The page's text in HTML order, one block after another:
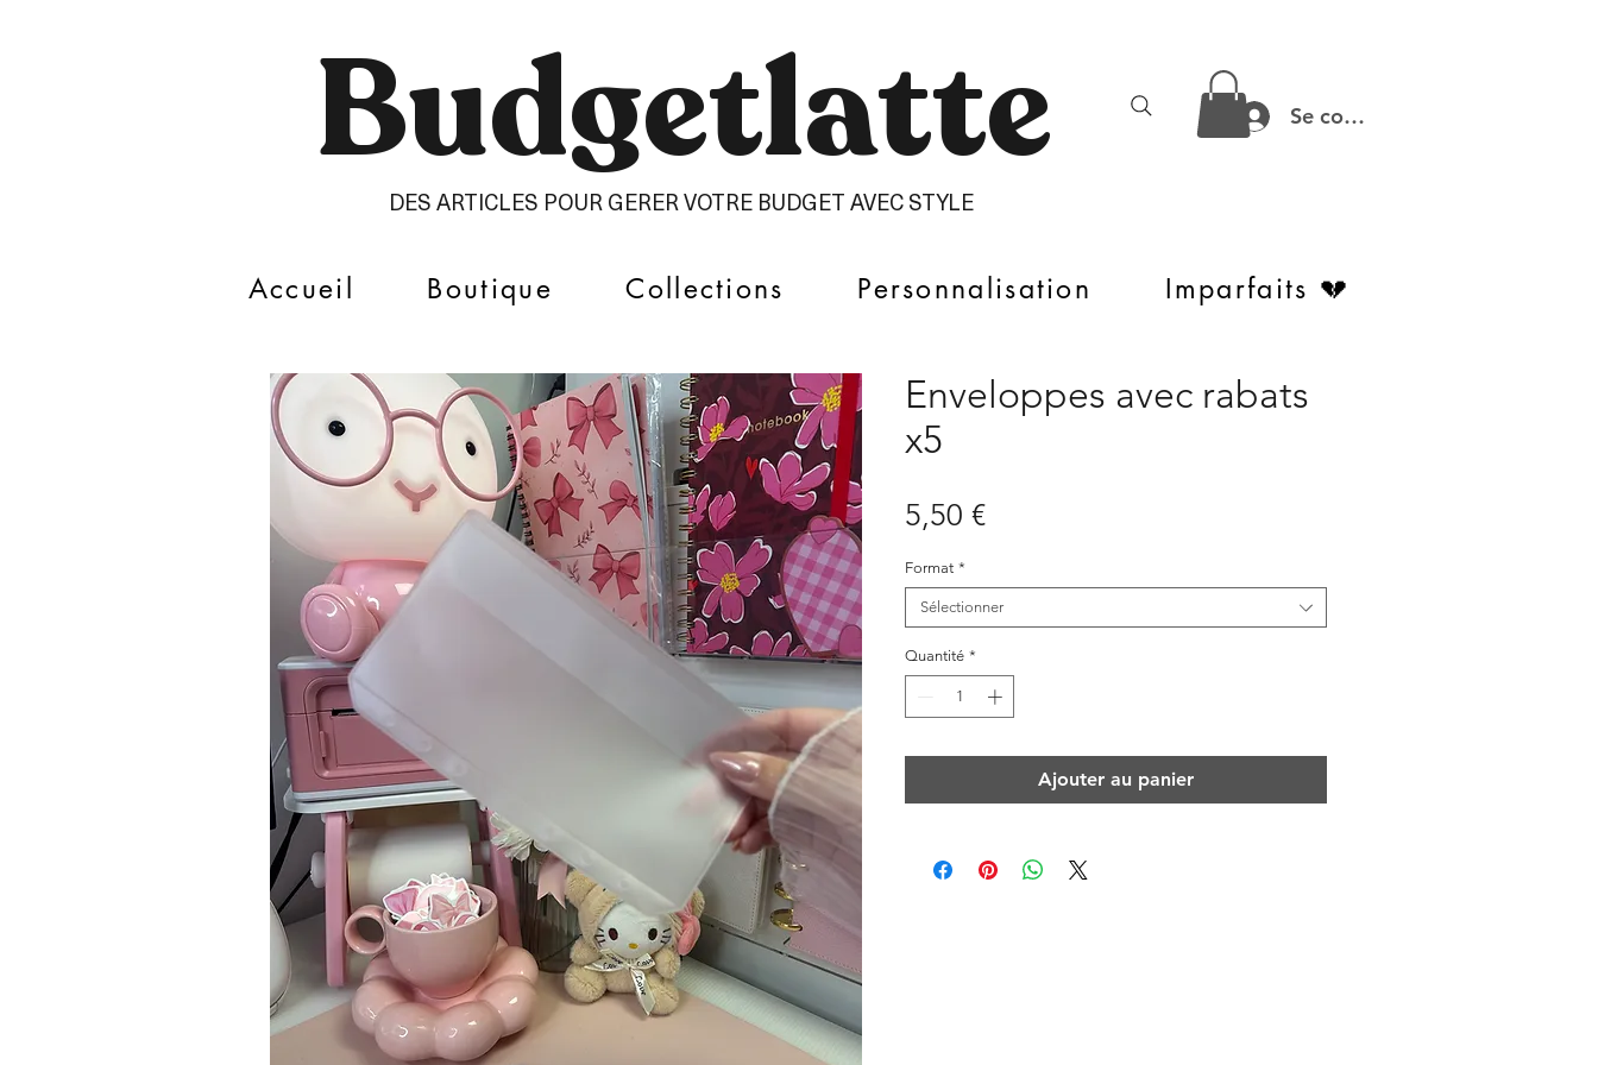
Se connecter
Budgetlatte​
DES ARTICLES POUR GERER VOTRE BUDGET AVEC STYLE
Accueil Boutique Collections Personnalisation Imparfaits 💔
Enveloppes avec rabats
x5
5,50 €Prix
Format *
Sélectionner
Quantité *
Ajouter au panier